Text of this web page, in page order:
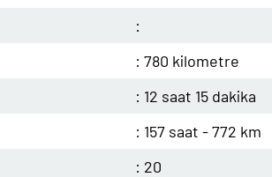
:
: 780 kilometre
: 12 saat 15 dakika
: 157 saat - 772 km
: 20